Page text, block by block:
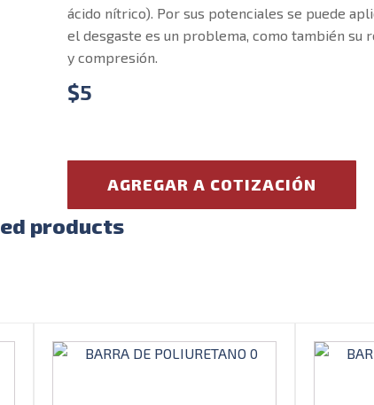
ácido nítrico). Por sus potenciales se puede
el desgaste es un problema, como también su
y compresión.
$5
AGREGAR A COTIZACIÓN
products